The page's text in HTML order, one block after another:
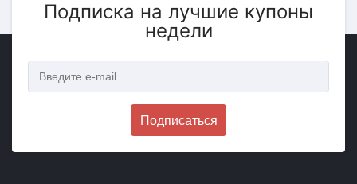
Подписка на лучшие купоны
недели
Подписаться